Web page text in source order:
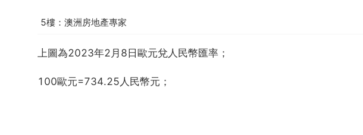
5樓：澳洲房地產專家
上圖為2023年2月8日歐元兌人民幣匯率；
100歐元=734.25人民幣元；